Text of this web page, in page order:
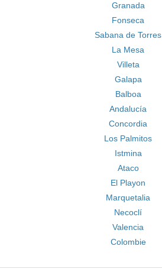
Granada
Fonseca
Sabana de Torres
La Mesa
Villeta
Galapa
Balboa
Andalucía
Concordia
Los Palmitos
Istmina
Ataco
El Playon
Marquetalia
Necoclí
Valencia
Colombie